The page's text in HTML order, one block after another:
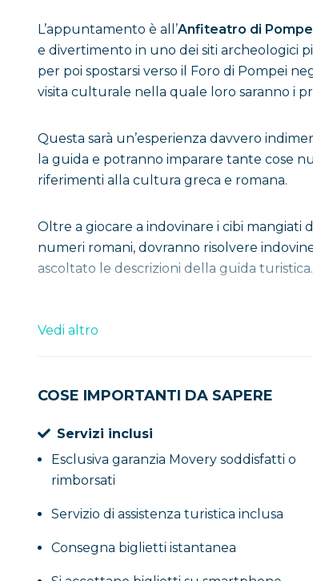
L’appuntamento è all’Anfiteatro di
e divertimento in uno dei siti archeologici
per poi spostarsi verso il Foro di Pompei
visita culturale nella quale loro saranno i
Questa sarà un’esperienza davvero
la guida e potranno imparare tante cose
riferimenti alla cultura greca e romana.
Oltre a giocare a indovinare i cibi mangiati
numeri romani, dovranno risolvere
ascoltato le descrizioni della guida
Vedi altro
COSE IMPORTANTI DA SAPERE
Servizi inclusi
Esclusiva garanzia Movery soddisfatti o
rimborsati
Servizio di assistenza turistica inclusa
Consegna biglietti istantanea